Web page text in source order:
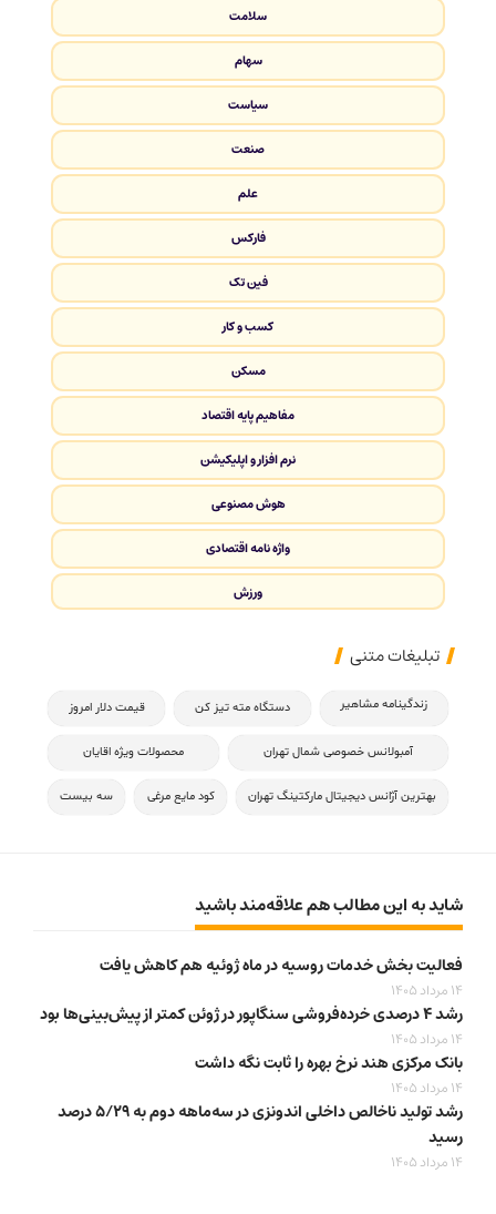
سلامت
سهام
سیاست
صنعت
علم
فارکس
فین تک
کسب و کار
مسکن
مفاهیم پایه اقتصاد
نرم افزار و اپلیکیشن
هوش مصنوعی
واژه نامه اقتصادی
ورزش
تبلیغات متنی
زندگینامه مشاهیر دستگاه مته تیز کن قیمت دلار امروز
آمبولانس خصوصی شمال تهران محصولات ویژه اقایان
بهترین آژانس دیجیتال مارکتینگ تهران کود مایع مرغی سه بیست
شاید به این مطالب هم علاقه‌مند باشید
فعالیت بخش خدمات روسیه در ماه ژوئیه هم کاهش یافت
14 مرداد 1405
رشد ۴ درصدی خرده‌فروشی سنگاپور در ژوئن کمتر از پیش‌بینی‌ها بود
14 مرداد 1405
بانک مرکزی هند نرخ بهره را ثابت نگه داشت
14 مرداد 1405
رشد تولید ناخالص داخلی اندونزی در سه‌ماهه دوم به ۵/۲۹ درصد
رسید
14 مرداد 1405